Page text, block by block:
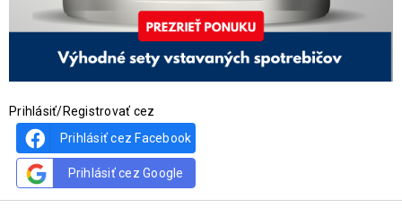
Prihlásiť/Registrovať cez
Prihlásiť cez Facebook
Prihlásiť cez Google